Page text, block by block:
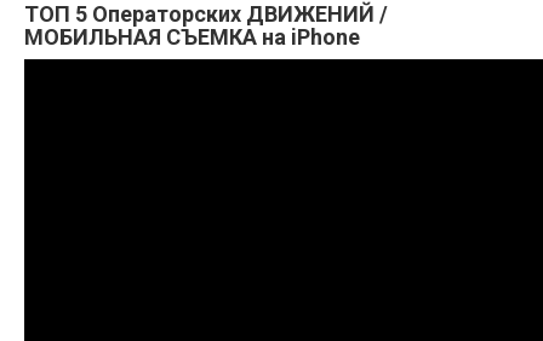
ТОП 5 Операторских ДВИЖЕНИЙ /
МОБИЛЬНАЯ СЪЕМКА на iPhone